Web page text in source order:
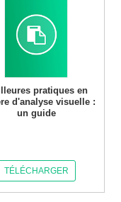
pratiques en
d'analyse visuelle :
un guide
TÉLÉCHARGER